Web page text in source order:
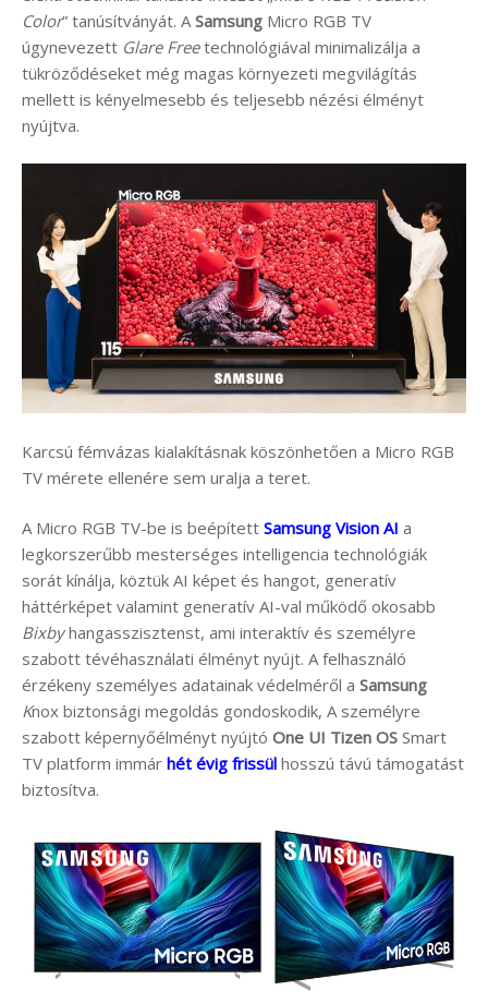
Color” tanúsítványát. ASamsung Micro RGB TV
úgynevezett Glare Freetechnológiával minimalizálja a
tükröződéseket még magas környezeti megvilágítás
mellett is kényelmesebb és teljesebb nézési élményt
nyújtva.
Karcsú fémvázas kialakításnak köszönhetően a Micro RGB
TV mérete ellenére sem uralja a teret.
A Micro RGB TV-be is beépített Samsung Vision AI a
legkorszerűbb mesterséges intelligencia technológiák
sorát kínálja, köztük AI képet és hangot, generatív
háttérképet valamint generatív AI-val működő okosabb
Bixbyhangasszisztenst, ami interaktív és személyre
szabott tévéhasználati élményt nyújt. A felhasználó
érzékeny személyes adatainak védelméről a Samsung
Knox biztonsági megoldás gondoskodik, A személyre
szabott képernyőélményt nyújtó One UI Tizen OS Smart
TV platform immár hét évig frissül hosszú távú támogatást
biztosítva.